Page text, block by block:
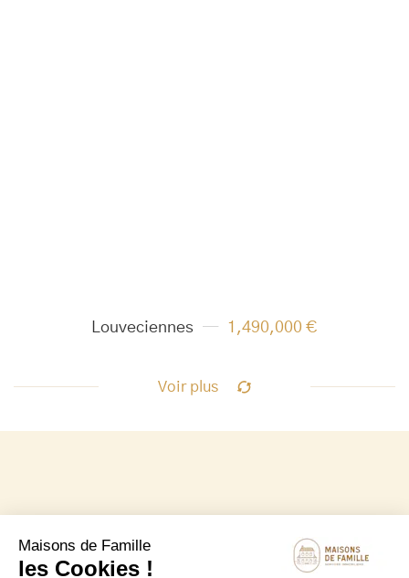
Louveciennes 1,490,000 €
Voir plus